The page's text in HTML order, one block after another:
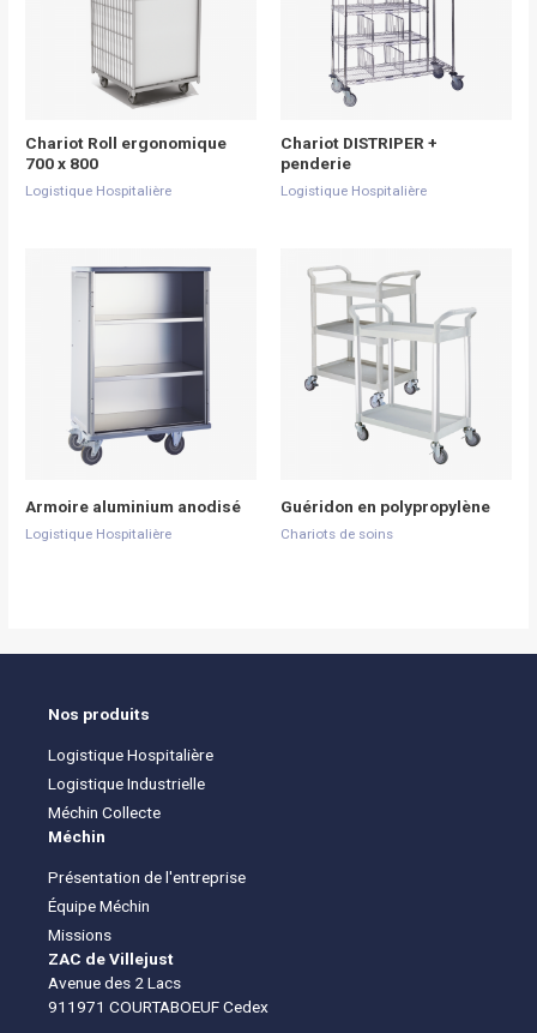
Chariot Roll ergonomique
700 x 800
Logistique Hospitalière
Chariot DISTRIPER +
penderie
Logistique Hospitalière
Armoire aluminium anodisé
Logistique Hospitalière
Guéridon en polypropylène
Chariots de soins
Nos produits
Logistique Hospitalière
Logistique Industrielle
Méchin Collecte
Méchin
Présentation de l'entreprise
Équipe Méchin
Missions
ZAC de Villejust
Avenue des 2 Lacs
911971 COURTABOEUF Cedex